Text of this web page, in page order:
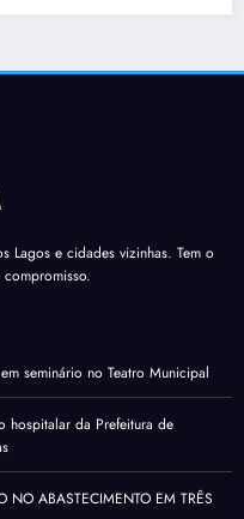
Lagos e cidades vizinhas. Tem o
seminário no Teatro Municipal
hospitalar da Prefeitura de
NO ABASTECIMENTO EM TRÊS